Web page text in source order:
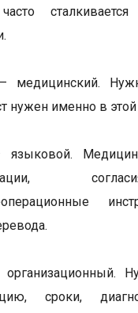
медицинский.
нужен именно в этой
языковой.
сроки,